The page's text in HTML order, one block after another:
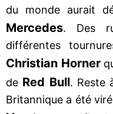
du monde aurait
Mercedes. Des
différentes
Christian Horner
de Red Bull. Reste
Britannique a été